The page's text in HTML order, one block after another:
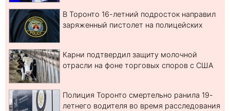
В Торонто 16-летний подросток направил
заряженный пистолет на полицейских
Карни подтвердил защиту молочной
отрасли на фоне торговых споров с США
Полиция Торонто смертельно ранила 19-
летнего водителя во время расследования